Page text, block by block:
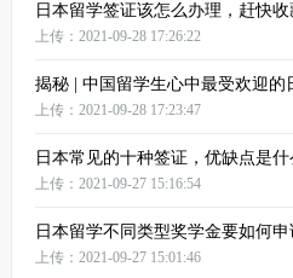
日本留学签证该怎么办理，赶快收
上传：2021-09-28 17:26:22
揭秘 | 中国留学生心中最受欢迎的
上传：2021-09-28 17:23:47
日本常见的十种签证，优缺点是什
上传：2021-09-27 15:16:54
日本留学不同类型奖学金要如何申
上传：2021-09-27 15:01:46